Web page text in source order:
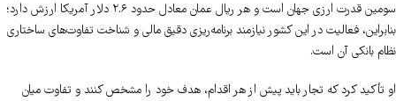
سومین قدرت ارزی جهان است و هر ریال عمان معادل حدود ۲.۶ دلار آمریکا ارزش دارد؛
بنابراین، فعالیت در این کشور نیازمند برنامه‌ریزی دقیق مالی و شناخت تفاوت‌های ساختاری
نظام بانکی آن است.
او تأکید کرد که تجار باید پیش از هر اقدام، هدف خود را مشخص کنند و تفاوت میان